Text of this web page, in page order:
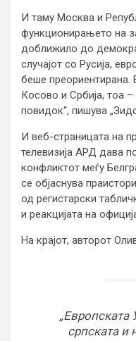
И таму Москва и
функционирањето на
доближило до
случајот со Русија,
беше преориентирана.
Косово и Србија, тоа
повидок“, пишува
И веб-страницата на
телевизија АРД дава
конфликтот меѓу
се објаснува
од регистарски
и реакцијата на
На крајот, авторот
„Европската
српската и